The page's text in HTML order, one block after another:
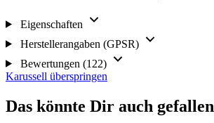
Eigenschaften
Herstellerangaben (GPSR)
Bewertungen (122)
Karussell überspringen
Das könnte Dir auch gefallen